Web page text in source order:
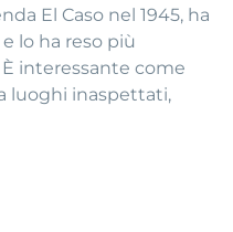
El Caso nel 1945, ha
lo ha reso più
È interessante come
luoghi inaspettati,